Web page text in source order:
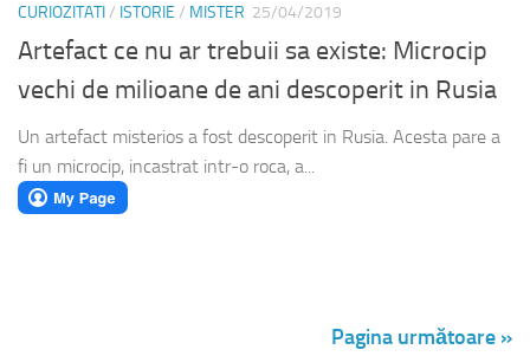
CURIOZITATI/ ISTORIE / MISTER 25/04/2019
Artefact ce nu ar trebuii sa existe: Microcip
vechi de milioane de ani descoperit in Rusia
Un artefact misterios a fost descoperit in Rusia. Acesta pare a
fi un microcip, incastrat intr-o roca, a...
Pagina următoare »